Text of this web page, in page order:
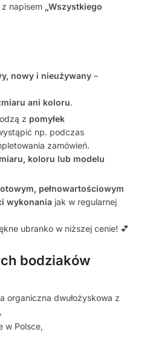
napisem „Wszystkiego
nowy i nieużywany –
ani koloru.
z pomyłek
np. podczas
zamówień.
koloru lub modelu
pełnowartościowym
wykonania jak w regularnej
ubranko w niższej cenie! 💕
bodziaków
organiczna dwułożyskowa z
w Polsce,